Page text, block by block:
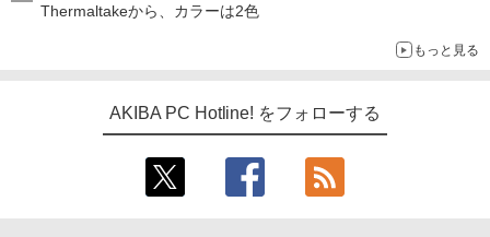
Thermaltakeから、カラーは2色
もっと見る
AKIBA PC Hotline! をフォローする